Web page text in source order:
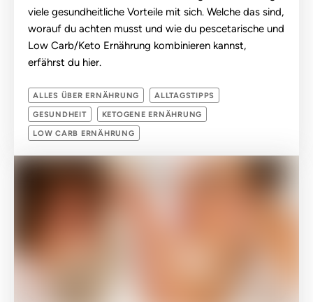
viele gesundheitliche Vorteile mit sich. Welche das sind,
worauf du achten musst und wie du pescetarische und
Low Carb/Keto Ernährung kombinieren kannst,
erfährst du hier.
ALLES ÜBER ERNÄHRUNG ALLTAGSTIPPS
GESUNDHEIT KETOGENE ERNÄHRUNG
LOW CARB ERNÄHRUNG